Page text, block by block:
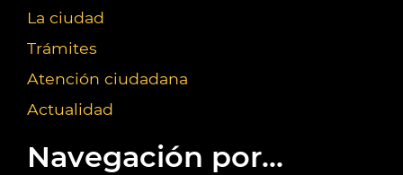
La ciudad
Trámites
Atención ciudadana
Actualidad
Navegación por...